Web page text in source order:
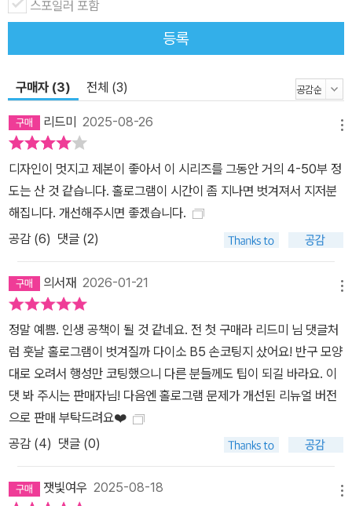
스포일러 포함
등록
구매자 (3) 전체 (3)
리드미 2025-08-26
디자인이 멋지고 제본이 좋아서 이 시리즈를 그동안 거의 4-50부 정
도는 산 것 같습니다. 홀로그램이 시간이 좀 지나면 벗겨져서 지저분
해집니다. 개선해주시면 좋겠습니다.
공감 (6) 댓글 (2)
의서재 2026-01-21
정말 예쁨. 인생 공책이 될 것 같네요. 전 첫 구매라 리드미 님 댓글처
럼 훗날 홀로그램이 벗겨질까 다이소 B5 손코팅지 샀어요! 반구 모양
대로 오려서 행성만 코팅했으니 다른 분들께도 팁이 되길 바라요. 이
댓 봐 주시는 판매자님! 다음엔 홀로그램 문제가 개선된 리뉴얼 버전
으로 판매 부탁드려요❤️
공감 (4) 댓글 (0)
잿빛여우 2025-08-18